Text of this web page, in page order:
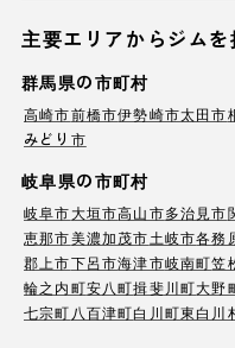
主要エリアからジムを
群馬県の市町村
高崎市前橋市伊勢崎市太田市
みどり市
岐阜県の市町村
岐阜市大垣市高山市多治見市
恵那市美濃加茂市土岐市各務
郡上市下呂市海津市岐南町笠
輪之内町安八町揖斐川町大野
七宗町 八百津町白川町東白川